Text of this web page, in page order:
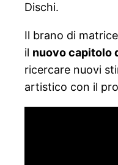
Dischi.
Il brano di
il nuovo capitolo
ricercare nuovi
artistico con il